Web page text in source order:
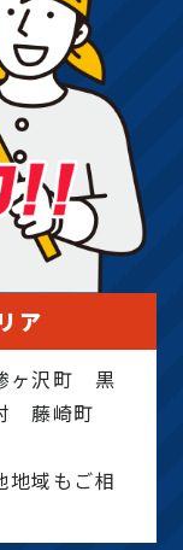
ア
ヶ沢町 黒
藤崎町
ご相